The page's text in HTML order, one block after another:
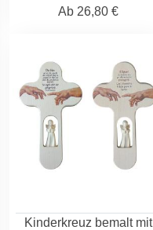
Ab26,80 €
Kinderkreuz bemalt mit